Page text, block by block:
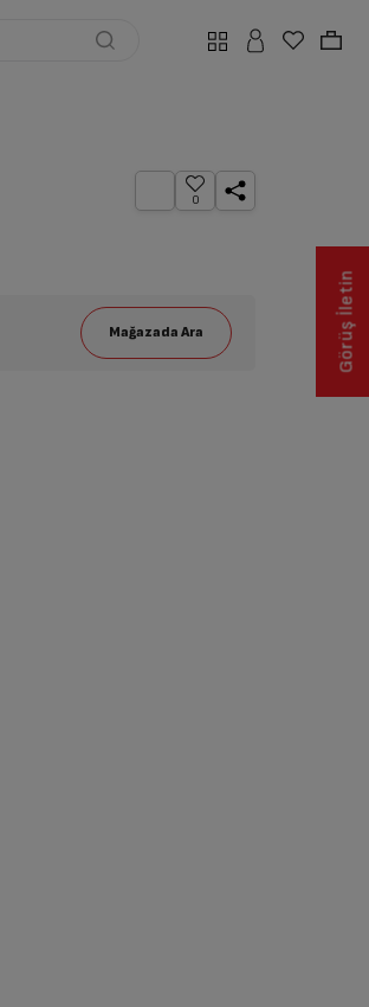
0
Görüş İletin